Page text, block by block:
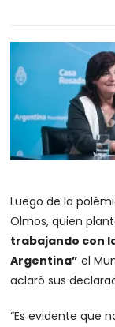
Luego de la
Olmos, quien
trabajando con
Argentina” el
aclaró sus
“Es evidente que